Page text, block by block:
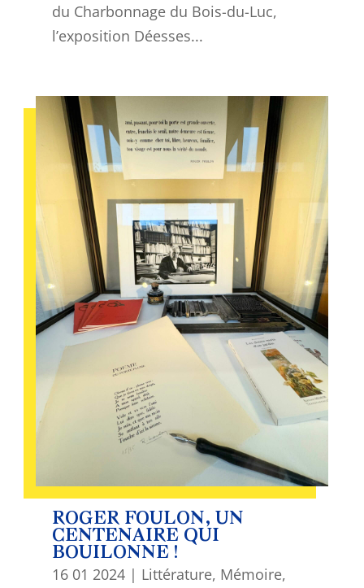
du Charbonnage du Bois-du-Luc,
l’exposition Déesses...
ROGER FOULON, UN
CENTENAIRE QUI
BOUILONNE !
16 01 2024| Littérature, Mémoire,